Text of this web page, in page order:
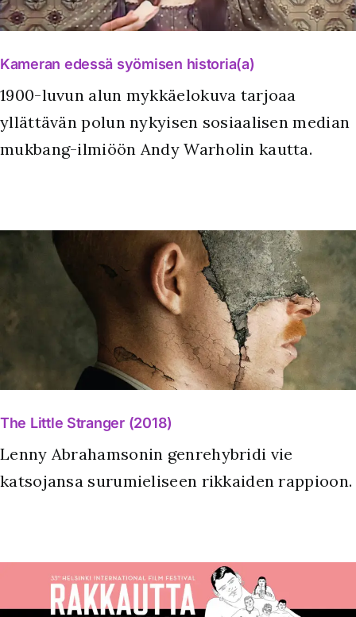
Kameran edessä syömisen historia(a)
1900-luvun alun mykkäelokuva tarjoaa
yllättävän polun nykyisen sosiaalisen median
mukbang-ilmiöön Andy Warholin kautta.
The Little Stranger (2018)
Lenny Abrahamsonin genrehybridi vie
katsojansa surumieliseen rikkaiden rappioon.